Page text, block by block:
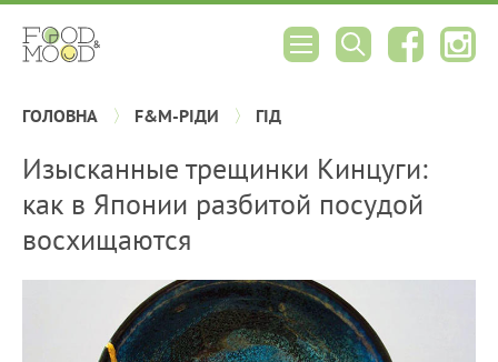
ГОЛОВНА F&M-РІДИ ГІД
Изысканные трещинки Кинцуги:
как в Японии разбитой посудой
восхищаются